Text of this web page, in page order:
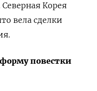
Корея
вела сделки
повестки